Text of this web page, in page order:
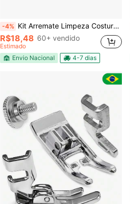
-4% Kit Arremate Limpeza Costura Corte Linha Acabamento Textil
R$18,48 60+ vendido
Estimado
Envio Nacional
4-7 dias